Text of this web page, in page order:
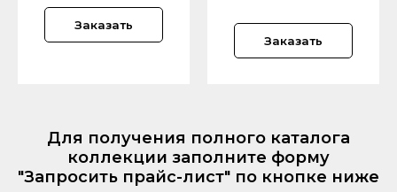
Заказать
Заказать
Для получения полного каталога
коллекции заполните форму
"Запросить прайс-лист" по кнопке ниже